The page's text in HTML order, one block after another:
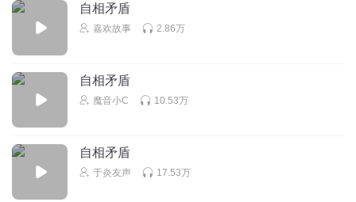
自相矛盾
嘉欢故事 2.86万
自相矛盾
魔音小C 10.53万
自相矛盾
于炎友声 17.53万